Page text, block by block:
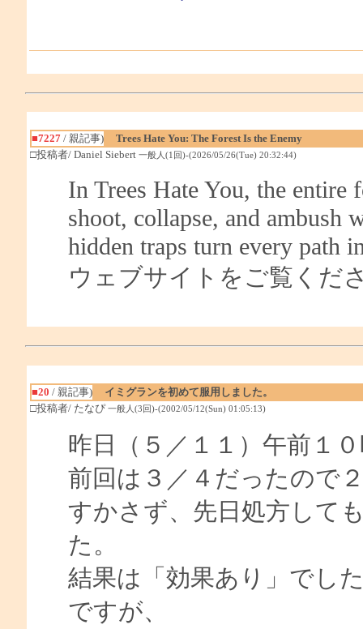
■7227/ 親記事)
Trees Hate You: The Forest Is the Enemy
□投稿者/ Daniel Siebert 一般人(1回)-(2026/05/26(Tue) 20:32:44)
In Trees Hate You, the entire
shoot, collapse, and ambush
hidden traps turn every path
ウェブサイトをご覧くだ
■20 / 親記事)
イミグランを初めて服用しました。
□投稿者/ たなぴ一般人(3回)-(2002/05/12(Sun) 01:05:13)
昨日（５／１１）午前１
前回は３／４だったので
すかさず、先日処方して
た。
結果は「効果あり」でし
ですが、